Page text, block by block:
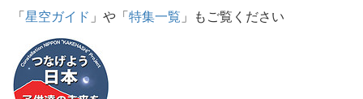
「星空ガイド 」や「特集一覧 」もご覧ください